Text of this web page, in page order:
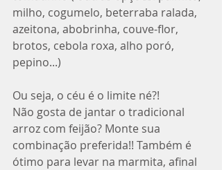
milho, cogumelo, beterraba ralada,
azeitona, abobrinha, couve-flor,
brotos, cebola roxa, alho poró,
pepino...)
Ou seja, o céu é o limite né?!
Não gosta de jantar o tradicional
arroz com feijão? Monte sua
combinação preferida!! Também é
ótimo para levar na marmita, afinal